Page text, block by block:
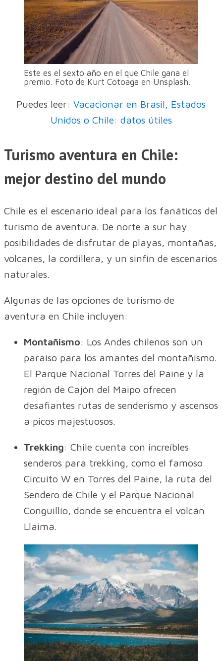
Este es el sexto año en el que Chile gana el
premio. Foto de Kurt Cotoaga en Unsplash.
Puedes leer: Vacacionar en Brasil, Estados
Unidos o Chile: datos útiles
Turismo aventura en Chile:
mejor destino del mundo
Chile es el escenario ideal para los fanáticos del
turismo de aventura. De norte a sur hay
posibilidades de disfrutar de playas, montañas,
volcanes, la cordillera, y un sinfín de escenarios
naturales.
Algunas de las opciones de turismo de
aventura en Chile incluyen:
Montañismo: Los Andes chilenos son un
paraíso para los amantes del montañismo.
El Parque Nacional Torres del Paine y la
región de Cajón del Maipo ofrecen
desafiantes rutas de senderismo y ascensos
a picos majestuosos.
Trekking: Chile cuenta con increíbles
senderos para trekking, como el famoso
Circuito W en Torres del Paine, la ruta del
Sendero de Chile y el Parque Nacional
Conguillío, donde se encuentra el volcán
Llaima.